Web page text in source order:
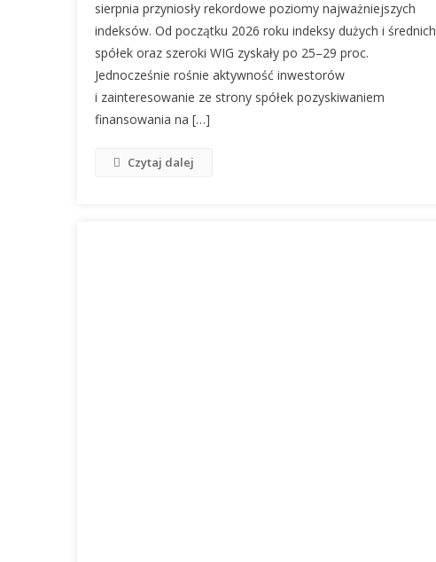
sierpnia przyniosły rekordowe poziomy najważniejszych
indeksów. Od początku 2026 roku indeksy dużych i średnich
spółek oraz szeroki WIG zyskały po 25–29 proc.
Jednocześnie rośnie aktywność inwestorów
i zainteresowanie ze strony spółek pozyskiwaniem
finansowania na […]
Czytaj dalej